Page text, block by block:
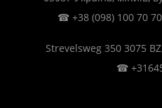
☎ +38 (098) 100 70 70
Strevelsweg 350 3075
☎